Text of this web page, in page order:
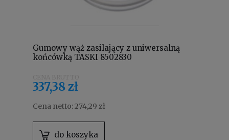
Gumowy wąż zasilający z uniwersalną
końcówką TASKI 8502830
337,38 zł
Cena netto:274,29 zł
do koszyka